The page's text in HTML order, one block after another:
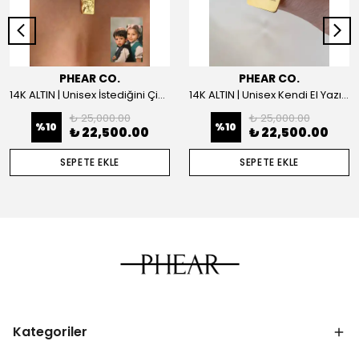
PHEAR CO.
14K ALTIN | Unisex İstediğini Çizdir Kolye
%10
₺ 25,000.00
₺ 22,500.00
SEPETE EKLE
PHEAR CO.
14K ALTIN | Unisex Kendi El Yazın ile İstediğini Yazdır Plaka Kolye
%10
₺ 25,000.00
₺ 22,500.00
SEPETE EKLE
Kategoriler